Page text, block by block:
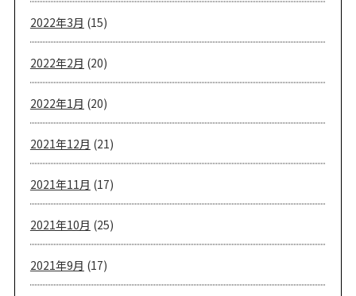
2022年3月 (15)
2022年2月 (20)
2022年1月 (20)
2021年12月 (21)
2021年11月 (17)
2021年10月 (25)
2021年9月 (17)